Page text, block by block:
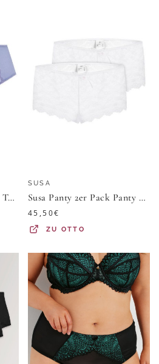
Elomi Taillenslip Morgan Taillenslip mit hohem Bein
SUSA
Susa Panty 2er Pack Panty Wiesn Zauber (Packung, 2-St) mit Stickerei im zarten Blumenmuster, B- mit Zierschleife
45,50€
ZU OTTO